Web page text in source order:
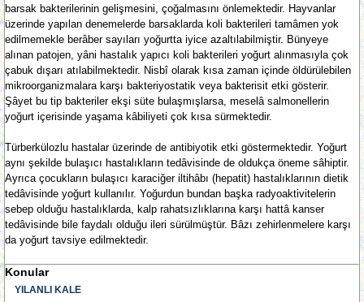
barsak bakterilerinin gelişmesini, çoğalmasını önlemektedir. Hayvanlar
üzerinde yapılan denemelerde barsaklarda koli bakterileri tamâmen yok
edilmemekle berâber sayıları yoğurtta iyice azaltılabilmiştir. Bünyeye
alınan patojen, yâni hastalık yapıcı koli bakterileri yoğurt alınmasıyla çok
çabuk dışarı atılabilmektedir. Nisbî olarak kısa zaman içinde öldürülebilen
mikroorganizmalara karşı bakteriyostatik veya bakterisit etki gösterir.
Şâyet bu tip bakteriler ekşi süte bulaşmışlarsa, meselâ salmonellerin
yoğurt içerisinde yaşama kâbiliyeti çok kısa sürmektedir.
Türberkülozlu hastalar üzerinde de antibiyotik etki göstermektedir. Yoğurt
aynı şekilde bulaşıcı hastalıkların tedâvisinde de oldukça öneme sâhiptir.
Ayrıca çocukların bulaşıcı karaciğer iltihâbı (hepatit) hastalıklarının dietik
tedâvisinde yoğurt kullanılır. Yoğurdun bundan başka radyoaktivitelerin
sebep olduğu hastalıklarda, kalp rahatsızlıklarına karşı hattâ kanser
tedâvisinde bile faydalı olduğu ileri sürülmüştür. Bâzı zehirlenmelere karşı
da yoğurt tavsiye edilmektedir.
Konular
YILANLI KALE